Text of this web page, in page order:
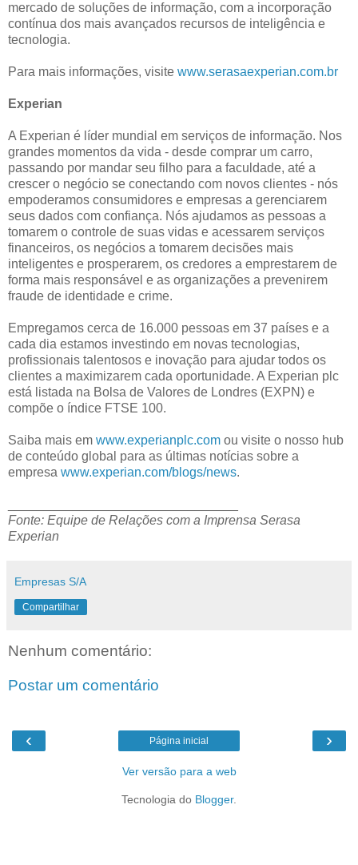
mercado de soluções de informação, com a incorporação
contínua dos mais avançados recursos de inteligência e
tecnologia.
Para mais informações, visite www.serasaexperian.com.br
Experian
A Experian é líder mundial em serviços de informação. Nos
grandes momentos da vida - desde comprar um carro,
passando por mandar seu filho para a faculdade, até a
crescer o negócio se conectando com novos clientes - nós
empoderamos consumidores e empresas a gerenciarem
seus dados com confiança. Nós ajudamos as pessoas a
tomarem o controle de suas vidas e acessarem serviços
financeiros, os negócios a tomarem decisões mais
inteligentes e prosperarem, os credores a emprestarem de
forma mais responsável e as organizações a prevenirem
fraude de identidade e crime.
Empregamos cerca de 16.000 pessoas em 37 países e a
cada dia estamos investindo em novas tecnologias,
profissionais talentosos e inovação para ajudar todos os
clientes a maximizarem cada oportunidade. A Experian plc
está listada na Bolsa de Valores de Londres (EXPN) e
compõe o índice FTSE 100.
Saiba mais em www.experianplc.com ou visite o nosso hub
de conteúdo global para as últimas notícias sobre a
empresa www.experian.com/blogs/news.
Fonte: Equipe de Relações com a Imprensa Serasa
Experian
Empresas S/A
Compartilhar
Nenhum comentário:
Postar um comentário
‹ ›
Página inicial
Ver versão para a web
Tecnologia do Blogger.